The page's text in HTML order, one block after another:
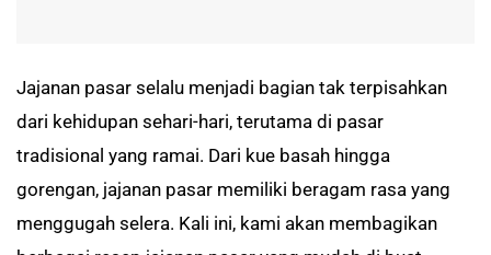
Jajanan pasar selalu menjadi bagian tak terpisahkan
dari kehidupan sehari-hari, terutama di pasar
tradisional yang ramai. Dari kue basah hingga
gorengan, jajanan pasar memiliki beragam rasa yang
menggugah selera. Kali ini, kami akan membagikan